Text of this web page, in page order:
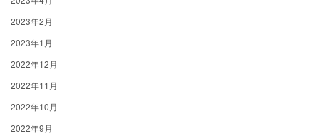
2023年2月
2023年1月
2022年12月
2022年11月
2022年10月
2022年9月